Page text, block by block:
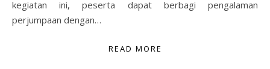
kegiatan ini, peserta dapat berbagi pengalaman
perjumpaan dengan…
READ MORE